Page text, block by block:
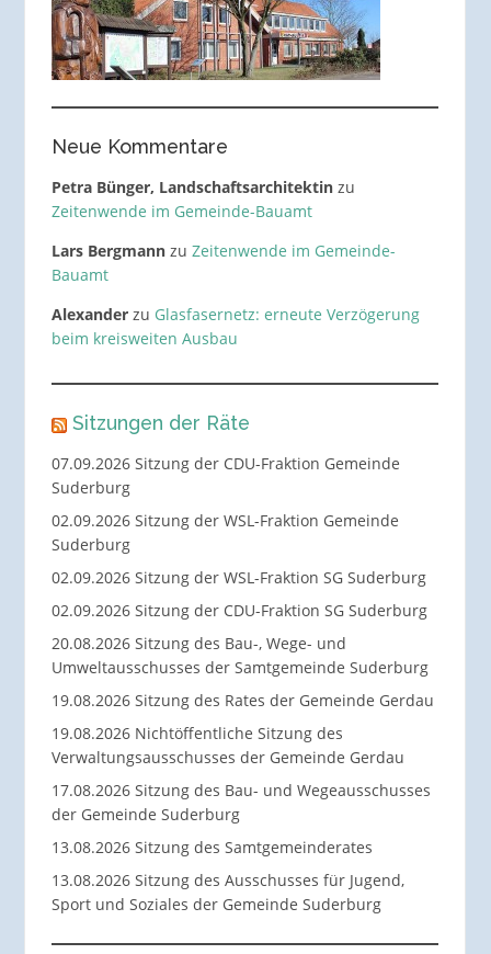
Neue Kommentare
Petra Bünger, Landschaftsarchitektinzu
Zeitenwende im Gemeinde-Bauamt
Lars Bergmannzu Zeitenwende im Gemeinde-
Bauamt
Alexanderzu Glasfasernetz: erneute Verzögerung
beim kreisweiten Ausbau
Sitzungen der Räte
07.09.2026 Sitzung der CDU-Fraktion Gemeinde
Suderburg
02.09.2026 Sitzung der WSL-Fraktion Gemeinde
Suderburg
02.09.2026 Sitzung der WSL-Fraktion SG Suderburg
02.09.2026 Sitzung der CDU-Fraktion SG Suderburg
20.08.2026 Sitzung des Bau-, Wege- und
Umweltausschusses der Samtgemeinde Suderburg
19.08.2026 Sitzung des Rates der Gemeinde Gerdau
19.08.2026 Nichtöffentliche Sitzung des
Verwaltungsausschusses der Gemeinde Gerdau
17.08.2026 Sitzung des Bau- und Wegeausschusses
der Gemeinde Suderburg
13.08.2026 Sitzung des Samtgemeinderates
13.08.2026 Sitzung des Ausschusses für Jugend,
Sport und Soziales der Gemeinde Suderburg